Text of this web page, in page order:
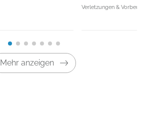
Verletzungen &
Mehr anzeigen